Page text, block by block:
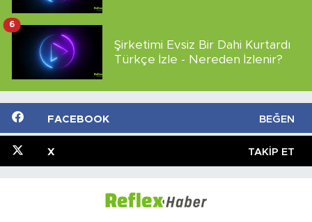
Şirketimi Evsiz Bir Dahi Kurtardı
Türkçe İzle - Nereden İzlenir?
6
FACEBOOK BEĞEN
X TAKIP ET